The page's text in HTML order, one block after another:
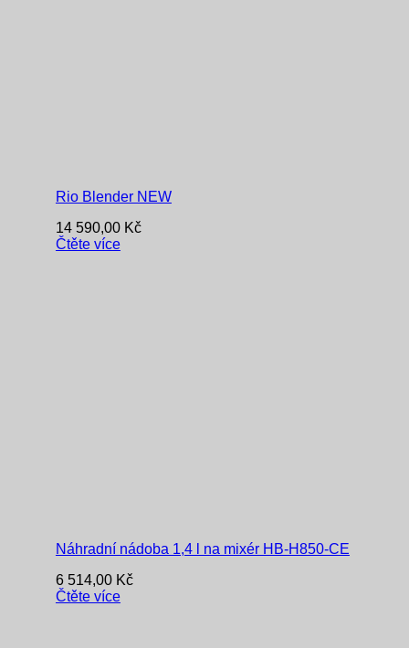
Rio Blender NEW
14 590,00 Kč
Čtěte více
Náhradní nádoba 1,4 l na mixér HB-H850-CE
6 514,00 Kč
Čtěte více